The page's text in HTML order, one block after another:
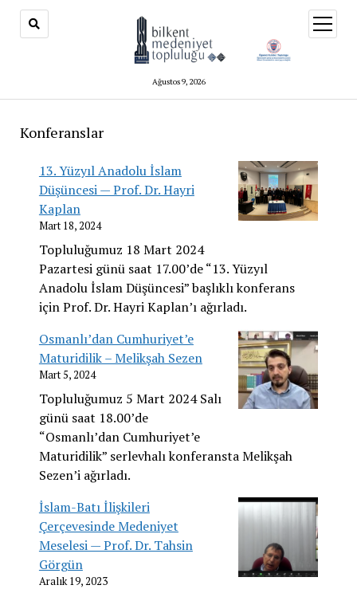
Ağustos 9, 2026
aç
Konferanslar
13. Yüzyıl Anadolu İslam
Düşüncesi — Prof. Dr. Hayri
Kaplan
Mart 18, 2024
Topluluğumuz 18 Mart 2024
Pazartesi günü saat 17.00’de “13. Yüzyıl
Anadolu İslam Düşüncesi” başlıklı konferans
için Prof. Dr. Hayri Kaplan’ı ağırladı.
Osmanlı’dan Cumhuriyet’e
Maturidilik – Melikşah Sezen
Mart 5, 2024
Topluluğumuz 5 Mart 2024 Salı
günü saat 18.00’de
“Osmanlı’dan Cumhuriyet’e
Maturidilik” serlevhalı konferansta Melikşah
Sezen’i ağırladı.
İslam-Batı İlişkileri
Çerçevesinde Medeniyet
Meselesi — Prof. Dr. Tahsin
Görgün
Aralık 19, 2023